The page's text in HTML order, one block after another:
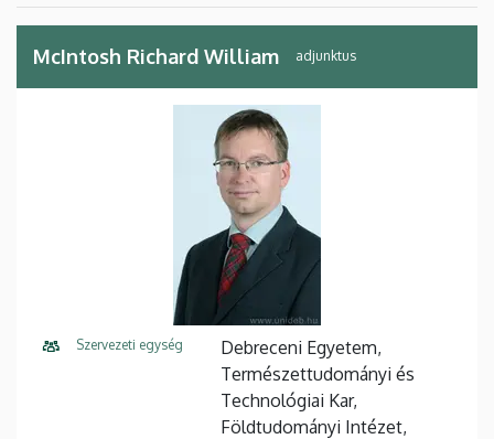
McIntosh Richard William adjunktus
Szervezeti egység
Debreceni Egyetem,
Természettudományi és
Technológiai Kar,
Földtudományi Intézet,